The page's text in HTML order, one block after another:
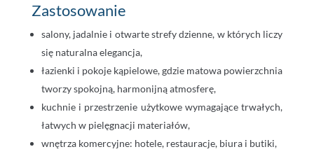
Zastosowanie
salony, jadalnie i otwarte strefy dzienne, w których liczy
się naturalna elegancja,
łazienki i pokoje kąpielowe, gdzie matowa powierzchnia
tworzy spokojną, harmonijną atmosferę,
kuchnie i przestrzenie użytkowe wymagające trwałych,
łatwych w pielęgnacji materiałów,
wnętrza komercyjne: hotele, restauracje, biura i butiki,